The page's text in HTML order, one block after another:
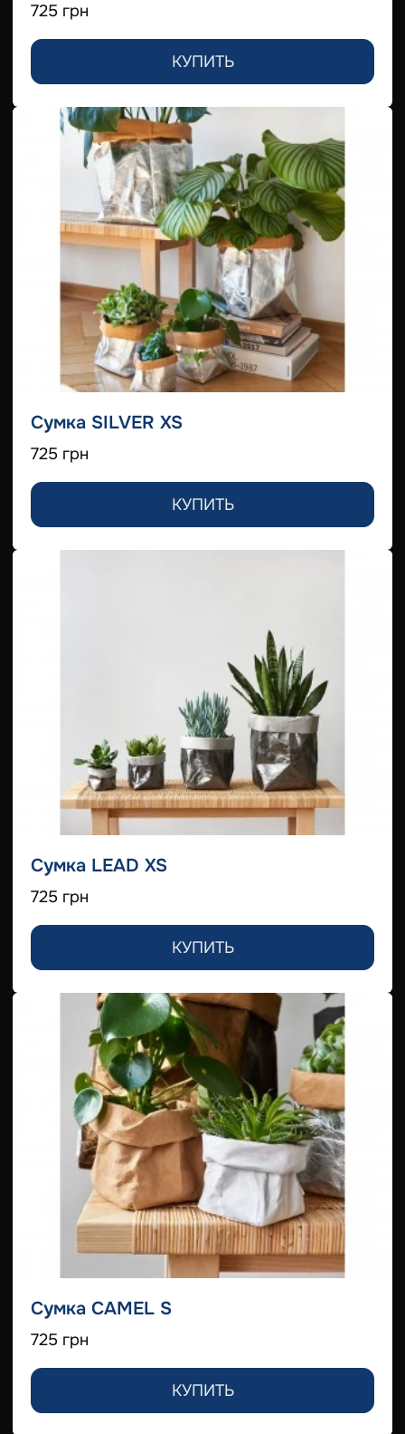
725 грн
КУПИТЬ
Сумка SILVER XS
725 грн
КУПИТЬ
Сумка LEAD XS
725 грн
КУПИТЬ
Сумка CAMEL S
725 грн
КУПИТЬ